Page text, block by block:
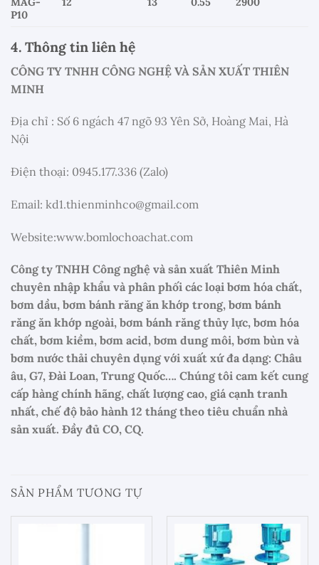
P10
4. Thông tin liên hệ
CÔNG TY TNHH CÔNG NGHỆ VÀ SẢN XUẤT THIÊN
MINH
Địa chỉ : Số 6 ngách 47 ngõ 93 Yên Sở, Hoàng Mai, Hà
Nội
Điện thoại: 0945.177.336 (Zalo)
Email: kd1.thienminhco@gmail.com
Website:www.bomlochoachat.com
Công ty TNHH Công nghệ và sản xuất Thiên Minh
chuyên nhập khẩu và phân phối các loại bơm hóa chất,
bơm dầu, bơm bánh răng ăn khớp trong, bơm bánh
răng ăn khớp ngoài, bơm bánh răng thủy lực, bơm hóa
chất, bơm kiềm, bơm acid, bơm dung môi, bơm bùn và
bơm nước thải chuyên dụng với xuất xứ đa dạng: Châu
âu, G7, Đài Loan, Trung Quốc…. Chúng tôi cam kết cung
cấp hàng chính hãng, chất lượng cao, giá cạnh tranh
nhất, chế độ bảo hành 12 tháng theo tiêu chuẩn nhà
sản xuất. Đầy đủ CO, CQ.
SẢN PHẨM TƯƠNG TỰ